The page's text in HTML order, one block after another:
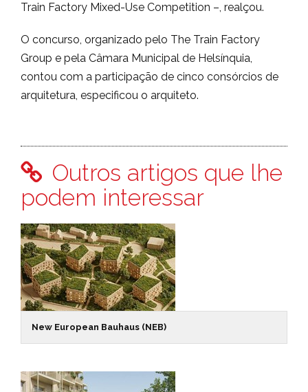
Train Factory Mixed-Use Competition –, realçou.
O concurso, organizado pelo The Train Factory
Group e pela Câmara Municipal de Helsínquia,
contou com a participação de cinco consórcios de
arquitetura, especificou o arquiteto.
Outros artigos que lhe
podem interessar
New European Bauhaus (NEB)